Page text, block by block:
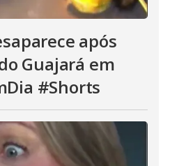
após
Guajará em
#Shorts